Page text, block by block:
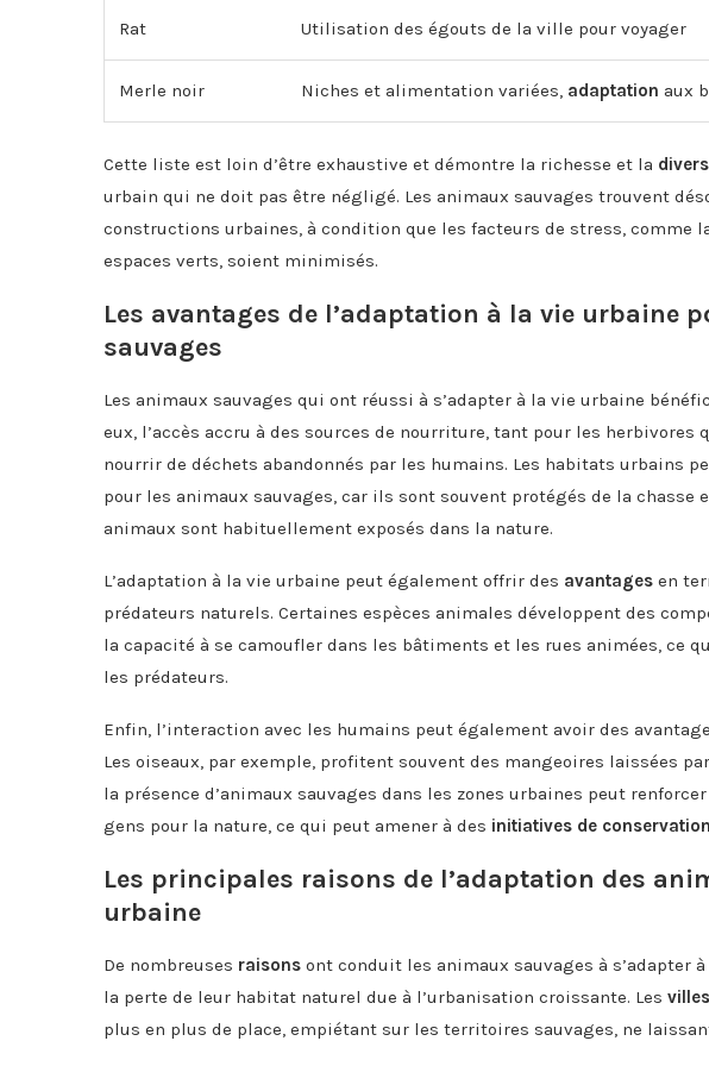
Rat Utilisation des égouts de la ville pour voyager
Merle noir Niches et alimentation variées, adaptation aux
Cette liste est loin d’être exhaustive et démontre la richesse et la
urbain qui ne doit pas être négligé. Les animaux sauvages trouvent
constructions urbaines, à condition que les facteurs de stress, comme
espaces verts, soient minimisés.
Les avantages de l’adaptation à la vie urbaine
sauvages
Les animaux sauvages qui ont réussi à s’adapter à la vie urbaine
eux, l’accès accru à des sources de nourriture, tant pour les herbivores
nourrir de déchets abandonnés par les humains. Les habitats urbains
pour les animaux sauvages, car ils sont souvent protégés de la chasse
animaux sont habituellement exposés dans la nature.
L’adaptation à la vie urbaine peut également offrir des avantages en
prédateurs naturels. Certaines espèces animales développent des
la capacité à se camoufler dans les bâtiments et les rues animées, ce
les prédateurs.
Enfin, l’interaction avec les humains peut également avoir des
Les oiseaux, par exemple, profitent souvent des mangeoires laissées
la présence d’animaux sauvages dans les zones urbaines peut
gens pour la nature, ce qui peut amener à des initiatives de conservation
Les principales raisons de l’adaptation des
urbaine
De nombreuses raisons ont conduit les animaux sauvages à s’adapter
la perte de leur habitat naturel due à l’urbanisation croissante. Les villes
plus en plus de place, empiétant sur les territoires sauvages, ne